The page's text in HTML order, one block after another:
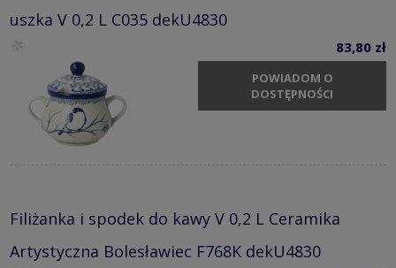
uszka V 0,2 L C035 dekU4830
83,80 zł
POWIADOM O
DOSTĘPNOŚCI
Filiżanka i spodek do kawy V 0,2 L Ceramika
Artystyczna Bolesławiec F768K dekU4830